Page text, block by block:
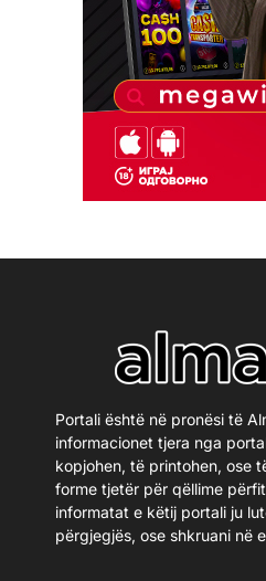
Portali është në pronësi të
informacionet tjera nga
kopjohen, të printohen, ose
forme tjetër për qëllime
informatat e këtij portali ju
përgjegjës, ose shkruani në